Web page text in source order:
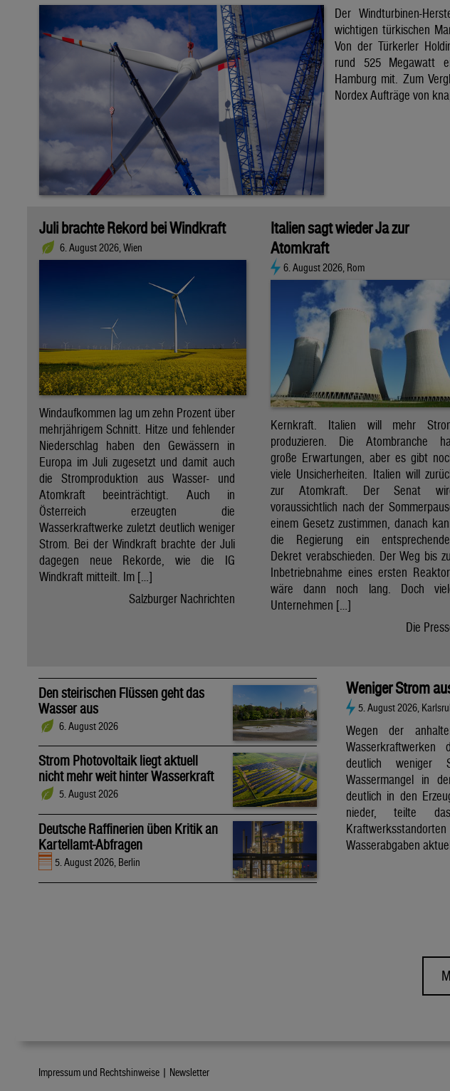
Der Windturbinen-
wichtigen türkischen
Von der Türkerler
rund 525 Megawatt
Hamburg mit. Zum
Nordex Aufträge von
Juli brachte Rekord bei Windkraft
6. August 2026, Wien
Windaufkommen lag um zehn Prozent über
mehrjährigem Schnitt. Hitze und fehlender
Niederschlag haben den Gewässern in
Europa im Juli zugesetzt und damit auch
die Stromproduktion aus Wasser- und
Atomkraft beeinträchtigt. Auch in
Österreich erzeugten die
Wasserkraftwerke zuletzt deutlich weniger
Strom. Bei der Windkraft brachte der Juli
dagegen neue Rekorde, wie die IG
Windkraft mitteilt. Im […]
Salzburger Nachrichten
Italien sagt wieder Ja zur
Atomkraft
6. August 2026, Rom
Kernkraft. Italien will mehr
produzieren. Die Atombranche
große Erwartungen, aber es gibt
viele Unsicherheiten. Italien will
zur Atomkraft. Der Senat
voraussichtlich nach der
einem Gesetz zustimmen, danach
die Regierung ein
Dekret verabschieden. Der Weg bis
Inbetriebnahme eines ersten
wäre dann noch lang. Doch
Unternehmen […]
Die
Den steirischen Flüssen geht das
Wasser aus
6. August 2026
Strom Photovoltaik liegt aktuell
nicht mehr weit hinter Wasserkraft
5. August 2026
Deutsche Raffinerien üben Kritik an
Kartellamt-Abfragen
5. August 2026, Berlin
Weniger Strom
5. August 2026,
Wegen der
Wasserkraftwerken
deutlich weniger
Wassermangel in
deutlich in den
nieder, teilte
Wasserabgaben
Impressum und Rechtshinweise | Newsletter